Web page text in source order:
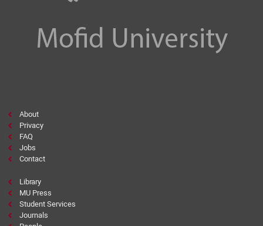
About
Privacy
FAQ
Jobs
Contact
Library
MU Press
Student Services
Journals